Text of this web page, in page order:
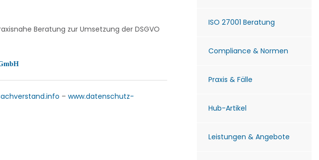
Beratung zur Umsetzung der DSGVO
– www.datenschutz-
ISO 27001 Beratung
Compliance & Normen
Praxis & Fälle
Hub-Artikel
Leistungen & Angebote